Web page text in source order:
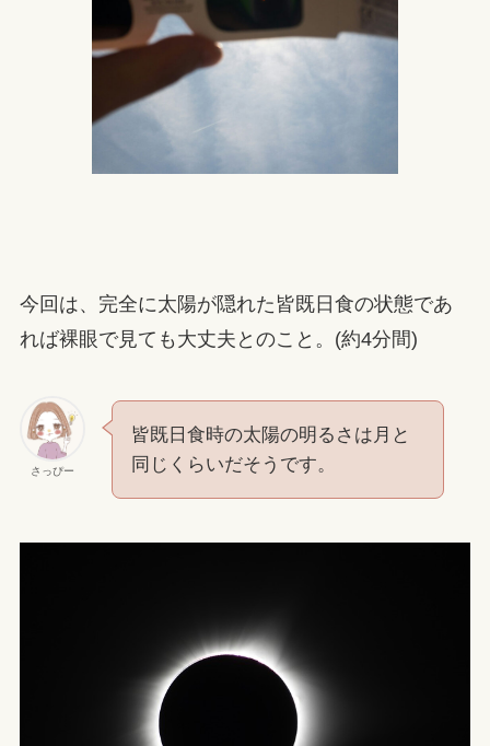
今回は、完全に太陽が隠れた皆既日食の状態であ
れば裸眼で見ても大丈夫とのこと。(約4分間)
さっぴー
皆既日食時の太陽の明るさは月と
同じくらいだそうです。